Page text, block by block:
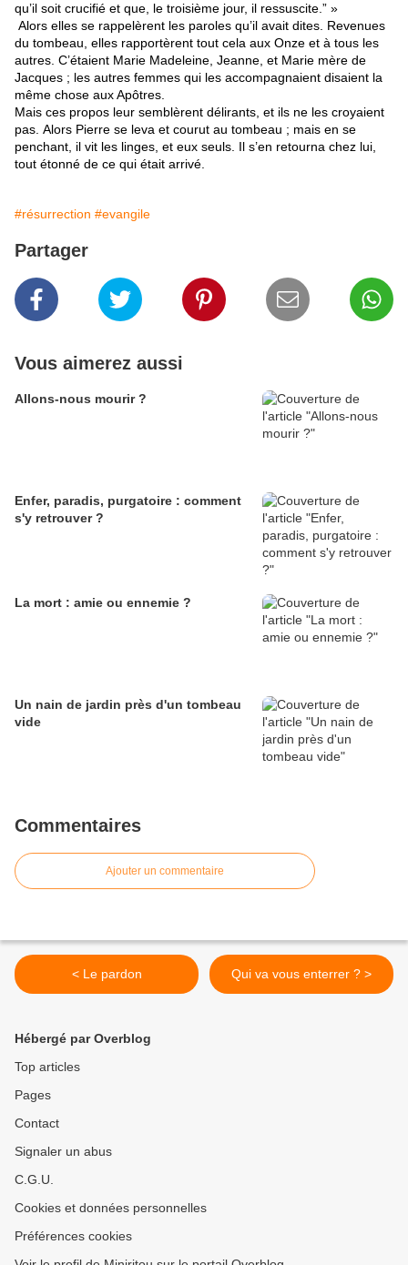
qu’il soit crucifié et que, le troisième jour, il ressuscite.” »
Alors elles se rappelèrent les paroles qu’il avait dites. Revenues
du tombeau, elles rapportèrent tout cela aux Onze et à tous les
autres. C’étaient Marie Madeleine, Jeanne, et Marie mère de
Jacques ; les autres femmes qui les accompagnaient disaient la
même chose aux Apôtres.
Mais ces propos leur semblèrent délirants, et ils ne les croyaient
pas. Alors Pierre se leva et courut au tombeau ; mais en se
penchant, il vit les linges, et eux seuls. Il s’en retourna chez lui,
tout étonné de ce qui était arrivé.
#résurrection #evangile
Partager
Vous aimerez aussi
Allons-nous mourir ?
Enfer, paradis, purgatoire : comment
s'y retrouver ?
La mort : amie ou ennemie ?
Un nain de jardin près d'un tombeau
vide
Commentaires
Ajouter un commentaire
< Le pardon Qui va vous enterrer ? >
Hébergé par Overblog
Top articles
Pages
Contact
Signaler un abus
C.G.U.
Cookies et données personnelles
Préférences cookies